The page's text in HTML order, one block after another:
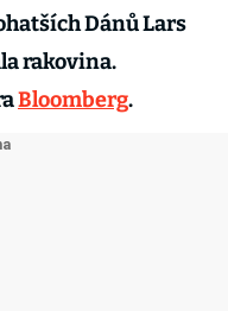
Dánů Lars
rakovina.
Bloomberg.